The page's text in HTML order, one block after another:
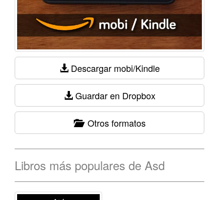
Descargar mobi/Kindle
Guardar en Dropbox
Otros formatos
Libros más populares de Asd